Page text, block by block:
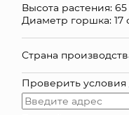
Высота растения:
Диаметр горшка: 17
Страна
Проверить условия